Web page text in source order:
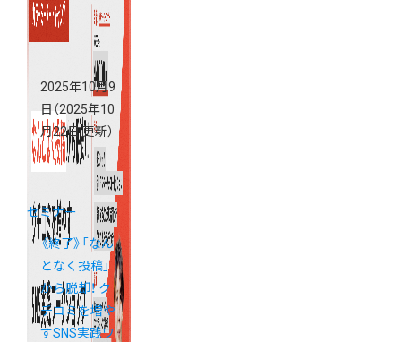
2025年10月9
日 （2025年10
月22日 更新）
セミナー
《終了》「なん
となく投稿」
から脱却！ ク
チコミを増や
すSNS実践ワ